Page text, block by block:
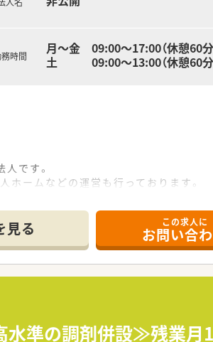
時間
月～金 09:00～17:00（休憩60分
土 09:00～13:00（休憩60分
です。
ームなどの運営も行っております。
少なく勤務をすることができます。
対応がメインになります。
充実させることができます。
見る この求人に
お問い合
水準の調剤併設≫残業